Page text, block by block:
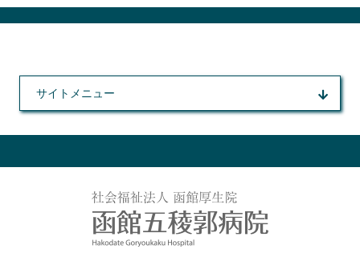
サイトメニュー